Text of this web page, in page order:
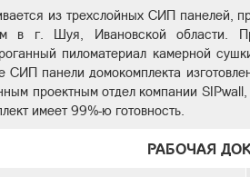
из трехслойных СИП
в г. Шуя, Ивановской области.
пиломатериал камерной
СИП панели домокомплекта
проектным отдел компании
имеет 99%-ю готовность.
РАБОЧАЯ